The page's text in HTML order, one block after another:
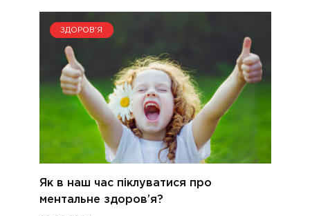
ЗДОРОВ'Я
Як в наш час піклуватися про
ментальне здоров’я?